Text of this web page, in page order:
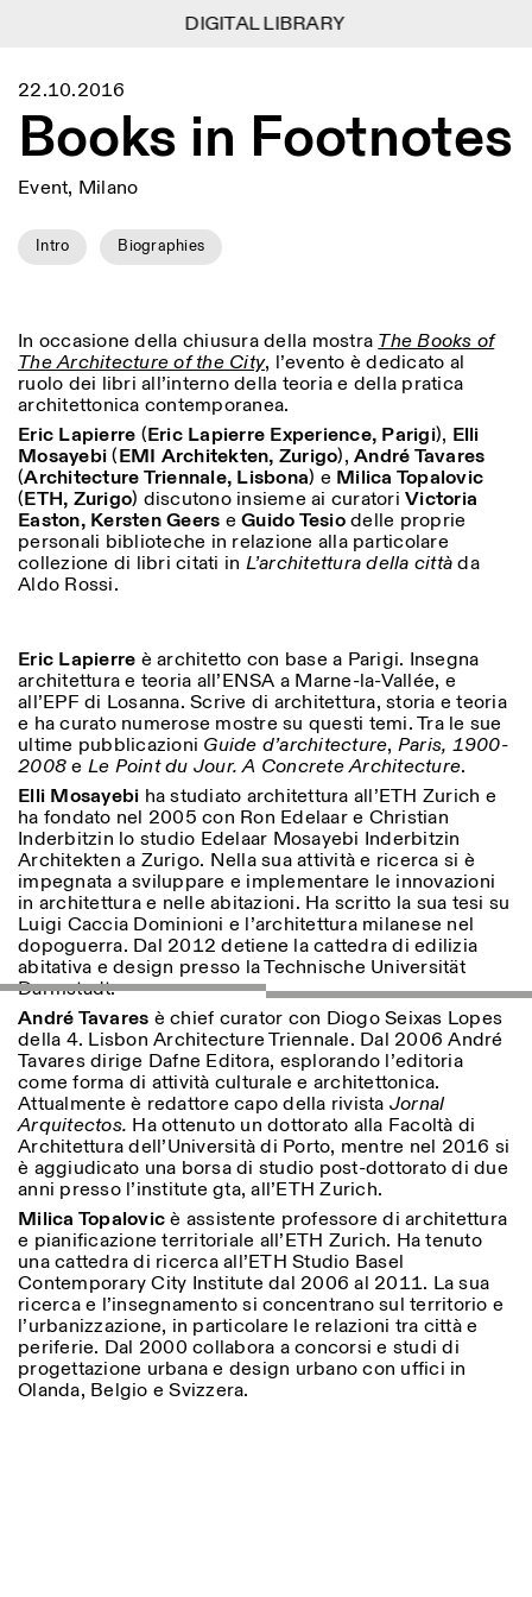
Menu
Lingua EN IT DE
FR
Calendar
Research
Residencies
Library
Jobs
Other Activities
NEWSLETTER
Signup to our newsletter to receive updates about our
events
Facebook Instagram
Information
ISTITUTO SVIZZERO
Villa Maraini
Barberini
FRONT DESK HOURS:
MON-FRI
09:00AM–01:30PM,
02:30PM–06:00PM
EXHIBITION HOURS:
Atlas Studios
Wednesday/Friday: 14:30-
18:30
Thursday: 14:30-20:00
Saturday/Sunday: 11:00-
18:30
Cost: 10€ per person
For bookings:
visite@istitutosvizzero.it
Animals are not permitted
ISTITUTO SVIZZERO
MILAN
Sede di Milano
Via Vecchio Politecnico 3
20121 Milan
+39 02 76 01 61 18
milano@istitutosvizzero.it
EXHIBITION HOURS:
I’ll miss you when I scroll
away
Monday/Friday: 11:00-
17:00
Thursday: 11:00-20:00
Saturday: 14:00-18:00
Filters
Area
Reset
Art
Location
Category
Reset
All Categories
Anthropology
Archaeology
Architecture
Art
Astrophysics
Book launch
More Options...
Length (days)
> 1
22.10.2016
Books in Footnotes
Event, Milano
Intro Biographies
In occasione della chiusura della mostra The Books of
The Architecture of the City, l’evento è dedicato al
ruolo dei libri all’interno della teoria e della pratica
architettonica contemporanea.
Eric Lapierre (Eric Lapierre Experience, Parigi), Elli
Mosayebi(EMI Architekten, Zurigo), André Tavares
(Architecture Triennale, Lisbona) e Milica Topalovic
(ETH, Zurigo) discutono insieme ai curatori Victoria
Easton, Kersten Geers e Guido Tesiodelle proprie
personali biblioteche in relazione alla particolare
collezione di libri citati in L’architettura della cittàda
Aldo Rossi.
Eric Lapierre è architetto con base a Parigi. Insegna
architettura e teoria all’ENSA a Marne-la-Vallée, e
all’EPF di Losanna. Scrive di architettura, storia e teoria
e ha curato numerose mostre su questi temi. Tra le sue
ultime pubblicazioni Guide d’architecture, Paris, 1900-
2008e Le Point du Jour. A Concrete Architecture.
Elli Mosayebi ha studiato architettura all’ETH Zurich e
ha fondato nel 2005 con Ron Edelaar e Christian
Inderbitzin lo studio Edelaar Mosayebi Inderbitzin
Architekten a Zurigo. Nella sua attività e ricerca si è
impegnata a sviluppare e implementare le innovazioni
in architettura e nelle abitazioni. Ha scritto la sua tesi su
Luigi Caccia Dominioni e l’architettura milanese nel
dopoguerra. Dal 2012 detiene la cattedra di edilizia
abitativa e design presso la Technische Universität
Darmstadt.
André Tavares è chief curator con Diogo Seixas Lopes
della 4. Lisbon Architecture Triennale. Dal 2006 André
Tavares dirige Dafne Editora, esplorando l’editoria
come forma di attività culturale e architettonica.
Attualmente è redattore capo della rivista Jornal
Arquitectos. Ha ottenuto un dottorato alla Facoltà di
Architettura dell’Università di Porto, mentre nel 2016 si
è aggiudicato una borsa di studio post-dottorato di due
anni presso l’institute gta, all’ETH Zurich.
Milica Topalovicè assistente professore di architettura
e pianificazione territoriale all’ETH Zurich. Ha tenuto
una cattedra di ricerca all’ETH Studio Basel
Contemporary City Institute dal 2006 al 2011. La sua
ricerca e l’insegnamento si concentrano sul territorio e
l’urbanizzazione, in particolare le relazioni tra città e
periferie. Dal 2000 collabora a concorsi e studi di
progettazione urbana e design urbano con uffici in
Olanda, Belgio e Svizzera.
DIGITAL LIBRARY
DIGITAL LIBRARY